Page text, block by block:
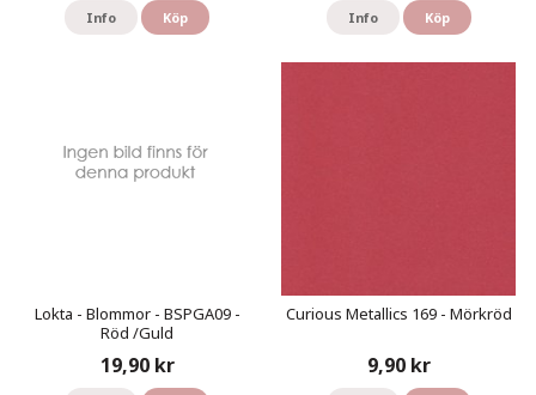
Info Köp Info Köp
Lokta - Blommor - BSPGA09 -
Röd /Guld
19,90 kr
Curious Metallics 169 - Mörkröd
9,90 kr